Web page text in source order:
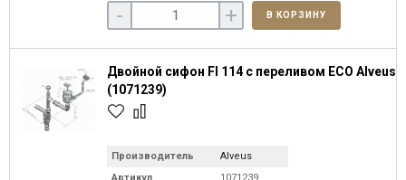
- + В КОРЗИНУ
Двойной сифон FI 114 c переливом ECO Alveus
(1071239)
Производитель
Alveus